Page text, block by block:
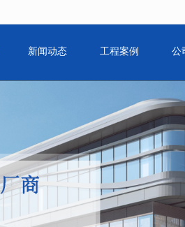
新闻动态 工程案例 公